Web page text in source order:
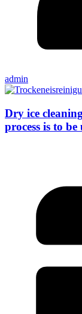
admin
Dry ice
process is to be